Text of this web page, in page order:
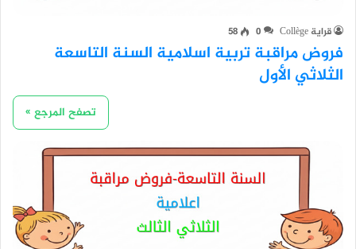
قراية Collège 0
58
فروض مراقبة تربية اسلامية السنة التاسعة
الثلاثي الأول
تصفح المرجع »